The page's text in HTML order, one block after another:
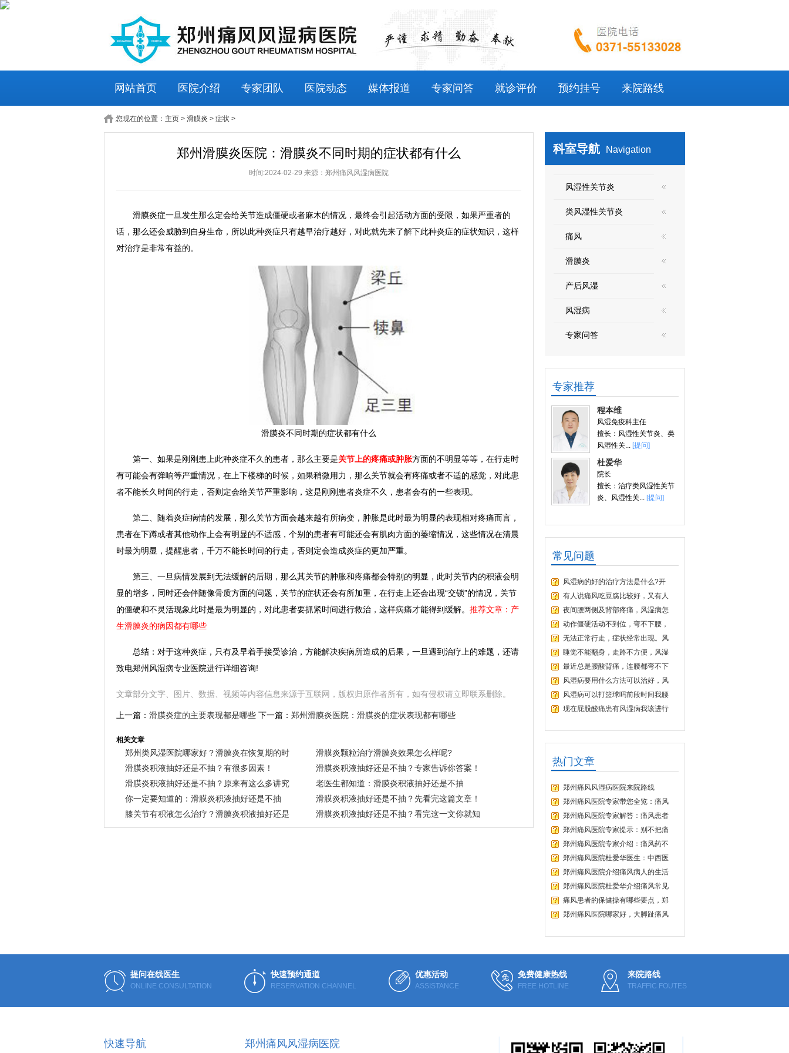
网站首页 医院介绍 专家团队 医院动态 媒体报道 专家问答 就诊评价 预约挂号 来院路线
您现在的位置： 主页 > 滑膜炎 > 症状 >
郑州滑膜炎医院：滑膜炎不同时期的症状都有什么
时间:2024-02-29 来源：郑州痛风风湿病医院
滑膜炎症一旦发生那么定会给关节造成僵硬或者麻木的情况，最终会引起活动方面的受限，如果严重者的
话，那么还会威胁到自身生命，所以此种炎症只有越早治疗越好，对此就先来了解下此种炎症的症状知识，这样
对治疗是非常有益的。
滑膜炎不同时期的症状都有什么
第一、如果是刚刚患上此种炎症不久的患者，那么主要是关节上的疼痛或肿胀方面的不明显等等，在行走时
有可能会有弹响等严重情况，在上下楼梯的时候，如果稍微用力，那么关节就会有疼痛或者不适的感觉，对此患
者不能长久时间的行走，否则定会给关节严重影响，这是刚刚患者炎症不久，患者会有的一些表现。
第二、随着炎症病情的发展，那么关节方面会越来越有所病变，肿胀是此时最为明显的表现相对疼痛而言，
患者在下蹲或者其他动作上会有明显的不适感，个别的患者有可能还会有肌肉方面的萎缩情况，这些情况在清晨
时最为明显，提醒患者，千万不能长时间的行走，否则定会造成炎症的更加严重。
第三、一旦病情发展到无法缓解的后期，那么其关节的肿胀和疼痛都会特别的明显，此时关节内的积液会明
显的增多，同时还会伴随像骨质方面的问题，关节的症状还会有所加重，在行走上还会出现“交锁”的情况，关节
的僵硬和不灵活现象此时是最为明显的，对此患者要抓紧时间进行救治，这样病痛才能得到缓解。 推荐文章： 产
生滑膜炎的病因都有哪些
总结：对于这种炎症，只有及早着手接受诊治，方能解决疾病所造成的后果，一旦遇到治疗上的难题，还请
致电郑州风湿病专业医院进行详细咨询!
文章部分文字、图片、数据、视频等内容信息来源于互联网，版权归原作者所有，如有侵权请立即联系删除。
上一篇： 滑膜炎症的主要表现都是哪些 下一篇： 郑州滑膜炎医院：滑膜炎的症状表现都有哪些
相关文章
郑州类风湿医院哪家好？滑膜炎在恢复期的时
候双腿酸软
滑膜炎颗粒治疗滑膜炎效果怎么样呢?
滑膜炎积液抽好还是不抽？有很多因素！
滑膜炎积液抽好还是不抽？专家告诉你答案！
滑膜炎积液抽好还是不抽？原来有这么多讲究
老医生都知道：滑膜炎积液抽好还是不抽
你一定要知道的：滑膜炎积液抽好还是不抽
滑膜炎积液抽好还是不抽？先看完这篇文章！
膝关节有积液怎么治疗？滑膜炎积液抽好还是
不抽
滑膜炎积液抽好还是不抽？看完这一文你就知
道
科室导航 Navigation
风湿性关节炎
类风湿性关节炎
痛风
滑膜炎
产后风湿
风湿病
专家问答
专家推荐
程本维
风湿免疫科主任
擅长：风湿性关节炎、类
风湿性关... [提问]
杜爱华
院长
擅长：治疗类风湿性关节
炎、风湿性关... [提问]
常见问题
风湿病的好的治疗方法是什么?开
有人说痛风吃豆腐比较好，又有人
夜间腰两侧及背部疼痛，风湿病怎
动作僵硬活动不到位，弯不下腰，
无法正常行走，症状经常出现。风
睡觉不能翻身，走路不方便，风湿
最近总是腰酸背痛，连腰都弯不下
风湿病要用什么方法可以治好，风
风湿病可以打篮球吗前段时间我腰
现在屁股酸痛患有风湿病我该进行
热门文章
郑州痛风风湿病医院来院路线
郑州痛风医院专家带您全览：痛风
郑州痛风医院专家解答：痛风患者
郑州痛风医院专家提示：别不把痛
郑州痛风医院专家介绍：痛风药不
郑州痛风医院杜爱华医生：中西医
郑州痛风医院介绍痛风病人的生活
郑州痛风医院杜爱华介绍痛风常见
痛风患者的保健操有哪些要点，郑
郑州痛风医院哪家好，大脚趾痛风
提问在线医生
ONLINE CONSULTATION
快速预约通道
RESERVATION CHANNEL
优惠活动
ASSISTANCE
免费健康热线
FREE HOTLINE
来院路线
TRAFFIC FOUTES
快速导航 郑州痛风风湿病医院